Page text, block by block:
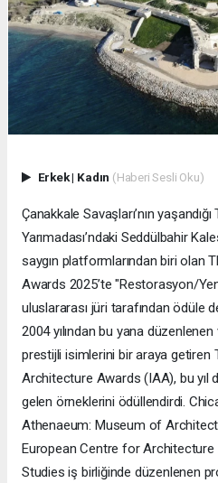
Erkek| Kadın (Haberi Sesli Oku)
Çanakkale Savaşları’nın
Yarımadası’ndaki Seddülbahir
saygın platformlarından biri olan
Awards 2025’te "Restorasyon/
uluslararası jüri tarafından ödüle
2004 yılından bu yana düzenlenen
prestijli isimlerini bir araya getiren
Architecture Awards (IAA), bu yıl
gelen örneklerini ödüllendirdi.
Athenaeum: Museum of
European Centre for Architecture
Studies iş birliğinde düzenlenen